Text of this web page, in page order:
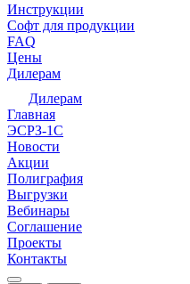
Инструкции
Софт для продукции
FAQ
Цены
Дилерам
Дилерам
Главная
ЭСРЗ-1С
Новости
Акции
Полиграфия
Выгрузки
Вебинары
Соглашение
Проекты
Контакты